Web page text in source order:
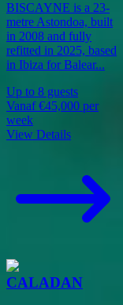
BISCAYNE is a 23-
metre Astondoa, built
in 2008 and fully
refitted in 2025, based
in Ibiza for Balear...
Up to 8 guests
Vanaf €45,000 per
week
View Details
CALADAN